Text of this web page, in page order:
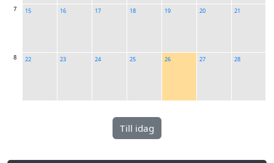
7 15 16 17 18 19 20 21
8 22 23 24 25 26 27 28